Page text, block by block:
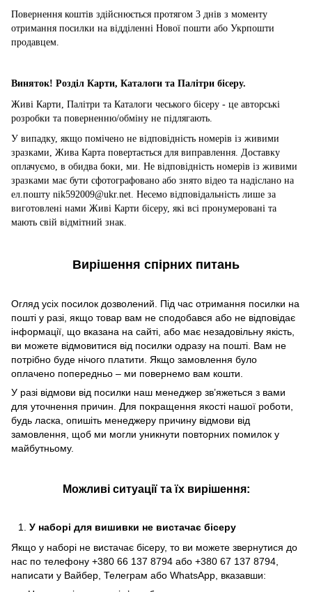
Повернення коштів здійснюється протягом 3 днів з моменту
отримання посилки на відділенні Нової пошти або Укрпошти
продавцем.
Виняток! Розділ Карти, Каталоги та Палітри бісеру.
Живі Карти, Палітри та Каталоги чеського бісеру - це авторські
розробки та поверненню/обміну не підлягають.
У випадку, якщо помічено не відповідність номерів із живими
зразками, Жива Карта повертається для виправлення. Доставку
оплачуємо, в обидва боки, ми. Не відповідність номерів із живими
зразками має бути сфотографовано або знято відео та надіслано на
ел.пошту nik592009@ukr.net. Несемо відповідальність лише за
виготовлені нами Живі Карти бісеру, які всі пронумеровані та
мають свій відмітний знак.
Вирішення спірних питань
Огляд усіх посилок дозволений. Під час отримання посилки на
пошті у разі, якщо товар вам не сподобався або не відповідає
інформації, що вказана на сайті, або має незадовільну якість,
ви можете відмовитися від посилки одразу на пошті. Вам не
потрібно буде нічого платити. Якщо замовлення було
оплачено попередньо – ми повернемо вам кошти.
У разі відмови від посилки наш менеджер зв’яжеться з вами
для уточнення причин. Для покращення якості нашої роботи,
будь ласка, опишіть менеджеру причину відмови від
замовлення, щоб ми могли уникнути повторних помилок у
майбутньому.
Можливі ситуації та їх вирішення:
У наборі для вишивки не вистачає бісеру
Якщо у наборі не вистачає бісеру, то ви можете звернутися до
нас по телефону +380 66 137 8794 або +380 67 137 8794,
написати у Вайбер, Телеграм або WhatsApp, вказавши: